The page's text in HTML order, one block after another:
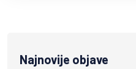
Najnovije objave